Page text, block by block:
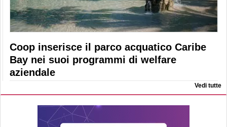
Coop inserisce il parco acquatico Caribe
Bay nei suoi programmi di welfare
aziendale
Vedi tutte